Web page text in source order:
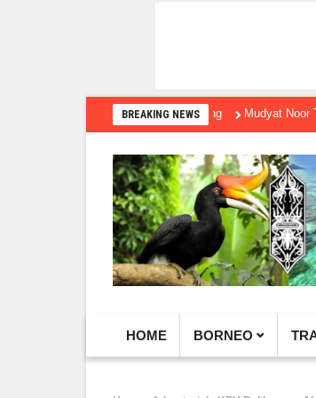
BREAKING NEWSMudyat Noor Temui
HOME BORNEO